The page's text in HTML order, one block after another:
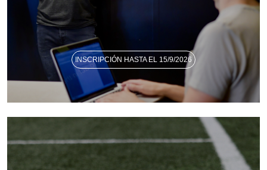
INSCRIPCIÓN HASTA EL 15/9/2026